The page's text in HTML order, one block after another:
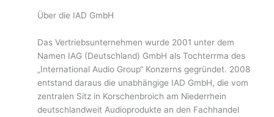
Über die IAD GmbH
Das Vertriebsunternehmen wurde 2001 unter dem
Namen IAG (Deutschland) GmbH als Tochterrma des
„International Audio Group“ Konzerns gegründet. 2008
entstand daraus die unabhängige IAD GmbH, die vom
zentralen Sitz in Korschenbroich am Niederrhein
deutschlandweit Audioprodukte an den Fachhandel